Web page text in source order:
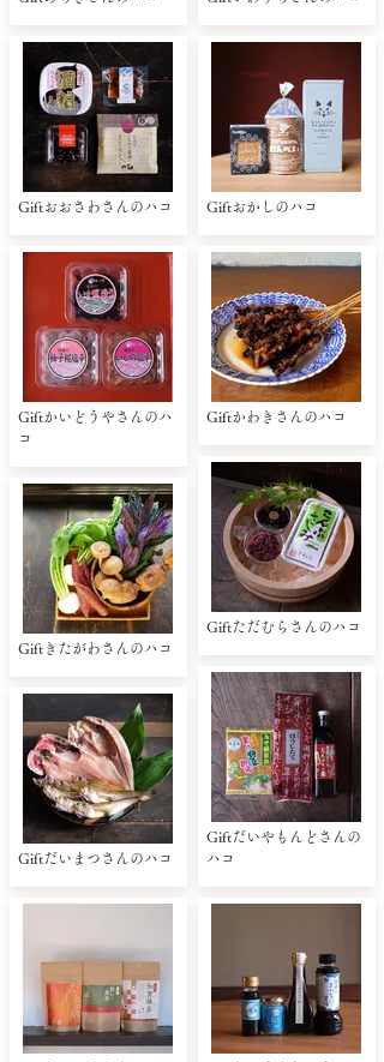
Giftおおさわさんのハコ
Giftかいどうやさんのハ
コ
Giftきたがわさんのハコ
Giftだいまつさんのハコ
Giftおかしのハコ
Giftかわきさんのハコ
Giftただむらさんのハコ
Giftだいやもんどさんの
ハコ